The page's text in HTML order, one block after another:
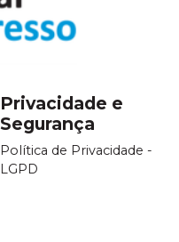
Privacidade e
Segurança
Política de Privacidade -
LGPD